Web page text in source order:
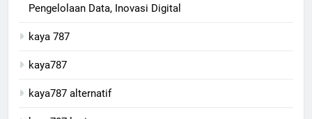
Pengelolaan Data, Inovasi Digital
kaya 787
kaya787
kaya787 alternatif